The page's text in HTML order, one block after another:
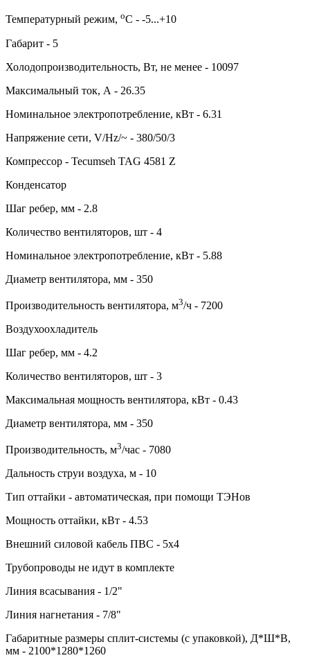
Температурный режим, оС - -5...+10
Габарит - 5
Холодопроизводительность, Вт, не менее - 10097
Максимальный ток, А - 26.35
Номинальное электропотребление, кВт - 6.31
Напряжение сети, V/Hz/~ - 380/50/3
Компрессор - Tecumseh TAG 4581 Z
Конденсатор
Шаг ребер, мм - 2.8
Количество вентиляторов, шт - 4
Номинальное электропотребление, кВт - 5.88
Диаметр вентилятора, мм - 350
Производительность вентилятора, м3/ч - 7200
Воздухоохладитель
Шаг ребер, мм - 4.2
Количество вентиляторов, шт - 3
Максимальная мощность вентилятора, кВт - 0.43
Диаметр вентилятора, мм - 350
Производительность, м3/час - 7080
Дальность струи воздуха, м - 10
Тип оттайки - автоматическая, при помощи ТЭНов
Мощность оттайки, кВт - 4.53
Внешний силовой кабель ПВС - 5х4
Трубопроводы не идут в комплекте
Линия всасывания - 1/2"
Линия нагнетания - 7/8"
Габаритные размеры сплит-системы (с упаковкой), Д*Ш*В,
мм - 2100*1280*1260